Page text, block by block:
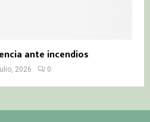
ante incendios
2026 0